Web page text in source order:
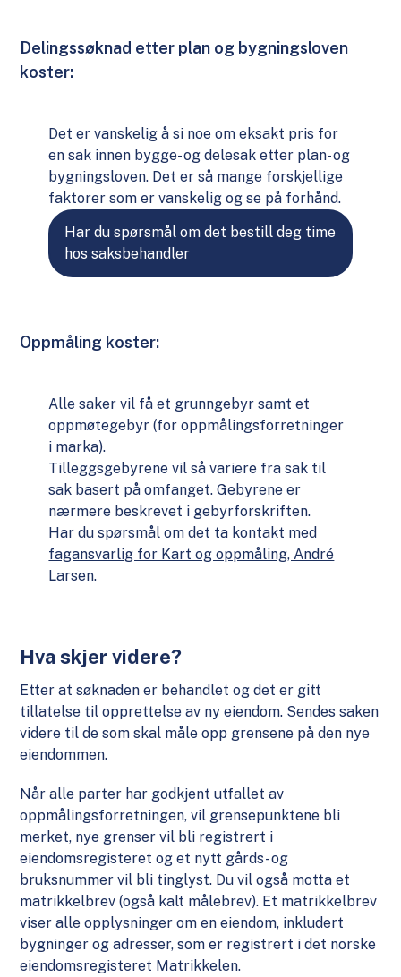
Delingssøknad etter plan og bygningsloven
koster:
Det er vanskelig å si noe om eksakt pris for
en sak innen bygge- og delesak etter plan- og
bygningsloven. Det er så mange forskjellige
faktorer som er vanskelig og se på forhånd.
Har du spørsmål om det bestill deg time
hos saksbehandler
Oppmåling koster:
Alle saker vil få et grunngebyr samt et
oppmøtegebyr (for oppmålingsforretninger
i marka).
Tilleggsgebyrene vil så variere fra sak til
sak basert på omfanget. Gebyrene er
nærmere beskrevet i gebyrforskriften.
Har du spørsmål om det ta kontakt med
fagansvarlig for Kart og oppmåling, André
Larsen.
Hva skjer videre?
Etter at søknaden er behandlet og det er gitt
tillatelse til opprettelse av ny eiendom. Sendes saken
videre til de som skal måle opp grensene på den nye
eiendommen.
Når alle parter har godkjent utfallet av
oppmålingsforretningen, vil grensepunktene bli
merket, nye grenser vil bli registrert i
eiendomsregisteret og et nytt gårds- og
bruksnummer vil bli tinglyst. Du vil også motta et
matrikkelbrev (også kalt målebrev). Et matrikkelbrev
viser alle opplysninger om en eiendom, inkludert
bygninger og adresser, som er registrert i det norske
eiendomsregisteret Matrikkelen.